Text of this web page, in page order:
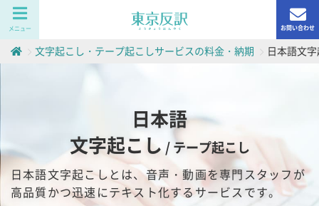
メニュー お問い合わせ
文字起こし・テープ起こしサービスの料金・納期 日本語文字
日本語
文字起こし / テープ起こし
日本語文字起こしとは、音声・動画を専門スタッフが
高品質かつ迅速にテキスト化するサービスです。